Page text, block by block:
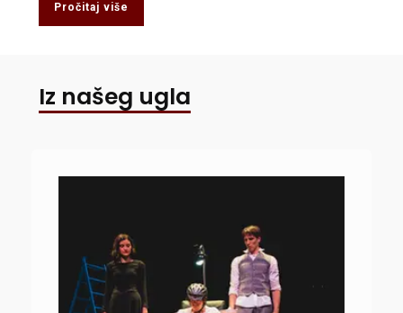
Pročitaj više
Iz našeg ugla